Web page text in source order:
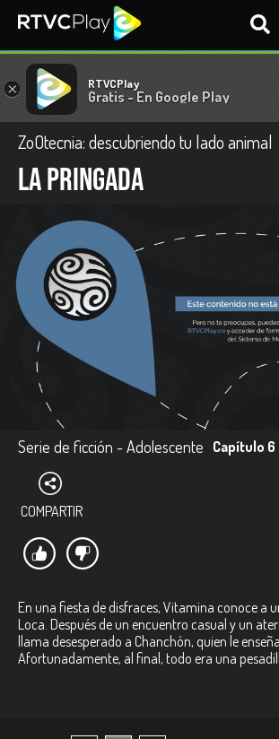
× RTVCPlay
Gratis - En Google Play
ZoOtecnia: descubriendo tu lado animal
La pringada
Serie de ficción - Adolescente Capítulo 6
COMPARTIR
En una fiesta de disfraces, Vitamina conoce a
Loca. Después de un encuentro casual y un
llama desesperado a Chanchón, quien le
Afortunadamente, al final, todo era una